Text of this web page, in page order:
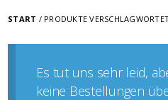
START / PRODUKTE
Es tut uns sehr leid,
keine Bestellungen